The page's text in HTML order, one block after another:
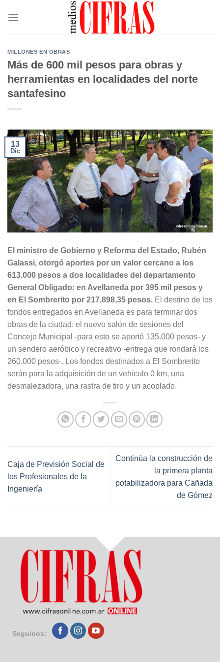
MILLONES EN OBRAS
Más de 600 mil pesos para obras y
herramientas en localidades del norte
santafesino
13
Dic
El ministro de Gobierno y Reforma del Estado, Rubén
Galassi, otorgó aportes por un valor cercano a los
613.000 pesos a dos localidades del departamento
General Obligado: en Avellaneda por 395 mil pesos y
en El Sombrerito por 217.898,35 pesos. El destino de los
fondos entregados en Avellaneda es para terminar dos
obras de la ciudad: el nuevo salón de sesiones del
Concejo Municipal -para esto se aportó 135.000 pesos- y
un sendero aeróbico y recreativo -entrega que rondará los
260.000 pesos-. Los fondos destinados a El Sombrerito
serán para la adquisición de un vehículo 0 km, una
desmalezadora, una rastra de tiro y un acoplado.
Caja de Previsión Social de
los Profesionales de la
Ingeniería
Continúa la construcción de
la primera planta
potabilizadora para Cañada
de Gómez
Seguinos: